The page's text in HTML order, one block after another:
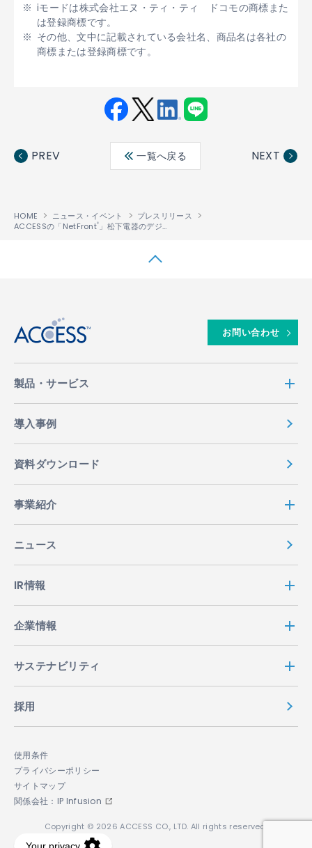
iモードは株式会社エヌ・ティ・ティ ドコモの商標また
は登録商標です。
その他、文中に記載されている会社名、商品名は各社の
商標または登録商標です。
ebo ter
edin
PREV 一覧へ戻る NEXT
HOME ニュース・イベント
プレスリリース
ACCESSの「NetFront® 」松下電器のデジタルVODソリューション用STBに搭載
お問い合わせ
製品・サービス
導入事例
資料ダウンロード
事業紹介
ニュース
IR情報
企業情報
サステナビリティ
採用
使用条件
プライバシーポリシー
サイトマップ
関係会社：IP Infusion
Copyright © 2026 ACCESS CO., LTD. All rights reserved.